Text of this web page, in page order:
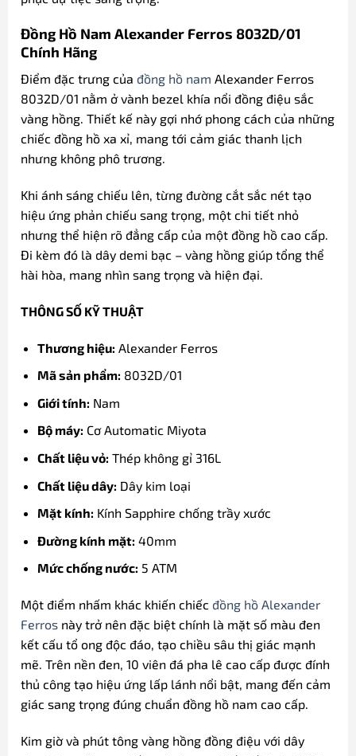
Đồng Hồ Nam Alexander Ferros 8032D/01
Chính Hãng
Điểm đặc trưng của đồng hồ nam Alexander Ferros
8032D/01 nằm ở vành bezel khía nổi đồng điệu sắc
vàng hồng. Thiết kế này gợi nhớ phong cách của những
chiếc đồng hồ xa xỉ, mang tới cảm giác thanh lịch
nhưng không phô trương.
Khi ánh sáng chiếu lên, từng đường cắt sắc nét tạo
hiệu ứng phản chiếu sang trọng, một chi tiết nhỏ
nhưng thể hiện rõ đẳng cấp của một đồng hồ cao cấp.
Đi kèm đó là dây demi bạc – vàng hồng giúp tổng thể
hài hòa, mang nhìn sang trọng và hiện đại.
THÔNG SỐ KỸ THUẬT
Thương hiệu: Alexander Ferros
Mã sản phẩm: 8032D/01
Giới tính: Nam
Bộ máy: Cơ Automatic Miyota
Chất liệu vỏ: Thép không gỉ 316L
Chất liệu dây: Dây kim loại
Mặt kính: Kính Sapphire chống trầy xước
Đường kính mặt: 40mm
Mức chống nước: 5 ATM
Một điểm nhấm khác khiến chiếc đồng hồ Alexander
Ferrosnày trở nên đặc biệt chính là mặt số màu đen
kết cấu tổ ong độc đáo, tạo chiều sâu thị giác mạnh
mẽ. Trên nền đen, 10 viên đá pha lê cao cấp được đính
thủ công tạo hiệu ứng lấp lánh nổi bật, mang đến cảm
giác sang trọng đúng chuẩn đồng hồ nam cao cấp.
Kim giờ và phút tông vàng hồng đồng điệu với dây